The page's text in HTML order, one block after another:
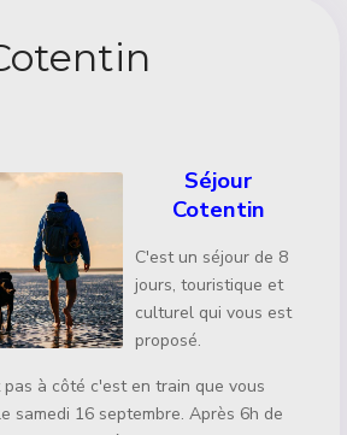
Séjour
Cotentin
C'est un séjour de 8
jours, touristique et
culturel qui vous est
proposé.
à côté c'est en train que vous
samedi 16 septembre. Après 6h de